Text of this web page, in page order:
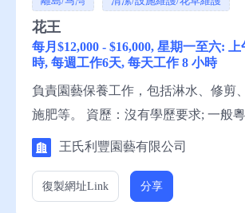
花王
每月$12,000 - $16,000, 星期一至六:
時, 每週工作6天, 每天工作 8 小時
負責園藝保養工作，包括淋水、修剪
施肥等。 資歷：沒有學歷要求; 一般
知：求職者可與王氏利豐園藝有限公
王氏利豐園藝有限公司
復製網址Link 分享